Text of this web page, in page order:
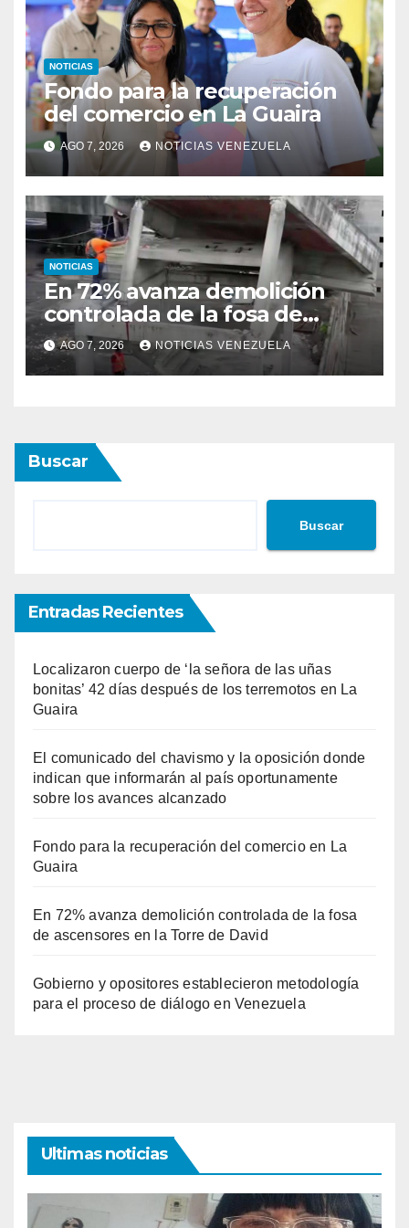
NOTICIAS
Fondo para la recuperación
del comercio en La Guaira
AGO 7, 2026 NOTICIAS VENEZUELA
NOTICIAS
En 72% avanza demolición
controlada de la fosa de
ascensores en la Torre de
David
AGO 7, 2026 NOTICIAS VENEZUELA
Buscar
Buscar
Entradas Recientes
Localizaron cuerpo de ‘la señora de las uñas
bonitas’ 42 días después de los terremotos en La
Guaira
El comunicado del chavismo y la oposición donde
indican que informarán al país oportunamente
sobre los avances alcanzado
Fondo para la recuperación del comercio en La
Guaira
En 72% avanza demolición controlada de la fosa
de ascensores en la Torre de David
Gobierno y opositores establecieron metodología
para el proceso de diálogo en Venezuela
Ultimas noticias